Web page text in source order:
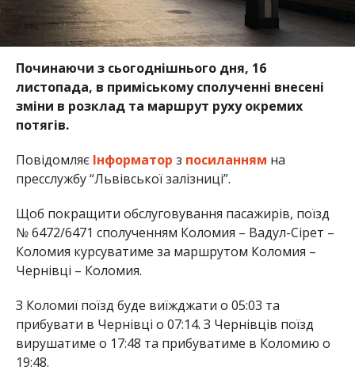
Починаючи з сьогоднішнього дня, 16
листопада, в приміському сполученні внесені
зміни в розклад та маршрут руху окремих
потягів.
Повідомляє Інформатор з посиланням на
пресслужбу “Львівської залізниці”.
Щоб покращити обслуговування пасажирів, поїзд
№ 6472/6471 сполученням Коломия – Вадул-Сірет –
Коломия курсуватиме за маршрутом Коломия –
Чернівці – Коломия.
З Коломиї поїзд буде виїжджати о 05:03 та
прибувати в Чернівці о 07:14. З Чернівців поїзд
вирушатиме о 17:48 та прибуватиме в Коломию о
19:48.